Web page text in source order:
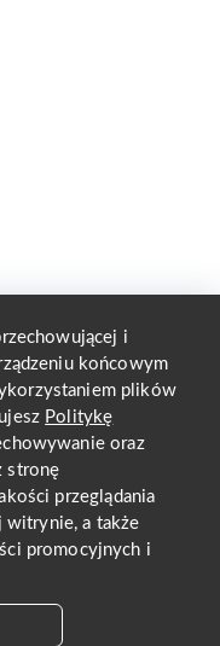
i
końcowym
plików
Politykę
oraz
stronę
przeglądania
witrynie, a także
promocyjnych i